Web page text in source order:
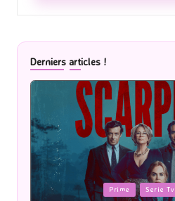
Derniers articles !
Posted
Prime Serie Tv